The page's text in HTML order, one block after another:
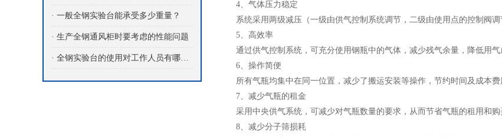
· 一般全钢实验台能承受多少重量？
· 生产全钢通风柜时要考虑的性能问题
· 全钢实验台的使用对工作人员有哪些益处呢？
4、气体压力稳定
系统采用两级减压（一级由供气控制系统调节，二级由使用点的控制阀调
5、高效率
通过供气控制系统，可充分使用钢瓶中的气体，减少残气余量，降低用气
6、操作简便
所有气瓶均集中在同一位置，减少了搬运安装等操作，节约时间及成本费
7、减少气瓶的租金
采用中央供气系统，可减少对气瓶数量的要求，从而节省气瓶的租用和购
8、减少分子筛损耗